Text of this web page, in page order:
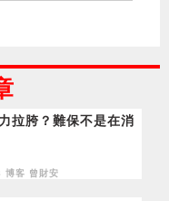
拉胯？難保不是在消
博客 曾財安